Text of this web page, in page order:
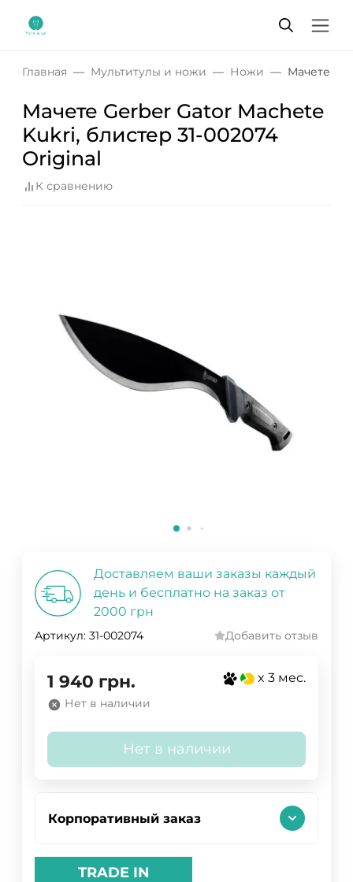
Главная Мультитулы и ножи Ножи Мачете
Мачете Gerber Gator Machete
Kukri, блистер 31-002074
Original
К сравнению
Доставляем ваши заказы каждый
день и бесплатно на заказ от
2000 грн
Артикул: 31-002074 Добавить отзыв
1 940 грн. x 3 мес.
Нет в наличии
Нет в наличии
Корпоративный заказ
TRADE IN